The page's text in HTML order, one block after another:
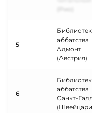
5
аббатства
Адмонт
(Австрия)
6
аббатства
Санкт-